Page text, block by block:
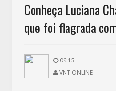
Conheça Luciana
que foi flagrada
09:15
VNT ONLINE